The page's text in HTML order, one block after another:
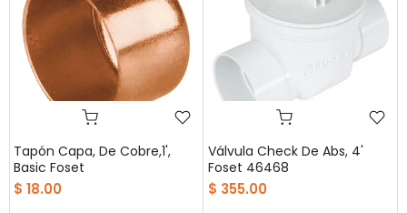
Tapón Capa, De Cobre,1',
Basic Foset
$ 18.00
Válvula Check De Abs, 4'
Foset 46468
$ 355.00